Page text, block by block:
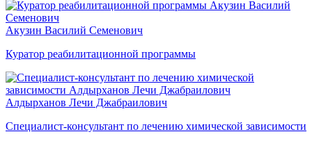
Акузин Василий Семенович
Куратор реабилитационной программы
Алдырханов Лечи Джабраилович
Специалист-консультант по лечению химической зависимости